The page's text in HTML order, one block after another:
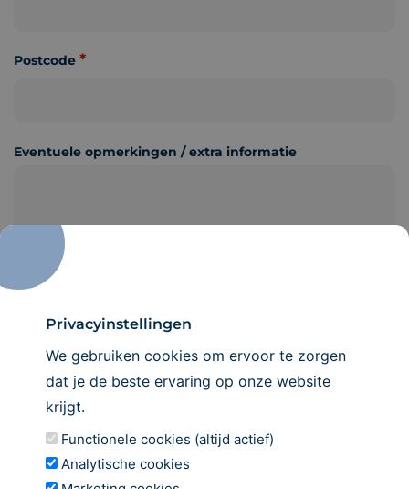
Postcode *
Eventuele opmerkingen / extra informatie
Toestemming
privacybeleid
IK GA AKKOORD MET HET *
Inschrijven
Privacyinstellingen
We gebruiken cookies om ervoor te zorgen
dat je de beste ervaring op onze website
krijgt.
Functionele cookies (altijd actief)
Analytische cookies